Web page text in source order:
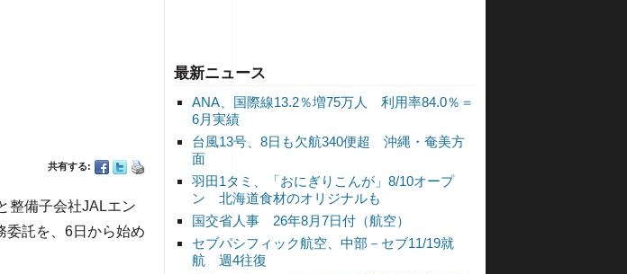
最新ニュース
ANA、国際線13.2％増75万人 利用率84.0％＝
6月実績
台風13号、8日も欠航340便超 沖縄・奄美方
面
羽田1タミ、「おにぎりこんが」8/10オープ
ン 北海道食材のオリジナルも
国交省人事 26年8月7日付（航空）
セブパシフィック航空、中部－セブ11/19就
航 週4往復
共有する:
整備子会社JALエン
委託を、6日から始め